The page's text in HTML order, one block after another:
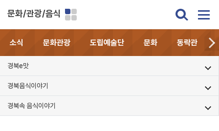
문화/관광/음식
소식 문화관광 도립예술단 문화 동락관
경북e맛
경북음식이야기
경북속 음식이야기